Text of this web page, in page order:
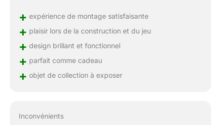
+ expérience de montage satisfaisante
+ plaisir lors de la construction et du jeu
+ design brillant et fonctionnel
+ parfait comme cadeau
+ objet de collection à exposer
Inconvénients